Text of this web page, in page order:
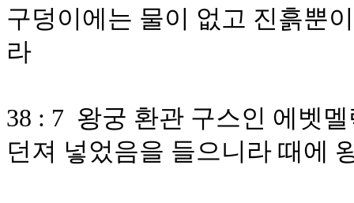
구덩이에는 물이 없고 진흙뿐
라
38 : 7 왕궁 환관 구스인 에벳
던져 넣었음을 들으니라 때에